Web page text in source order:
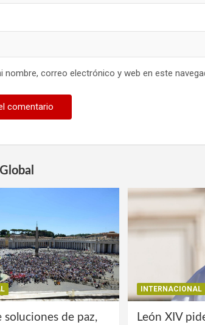
nombre, correo electrónico y web en este
soluciones de paz,
INTERNACIONAL
León XIV